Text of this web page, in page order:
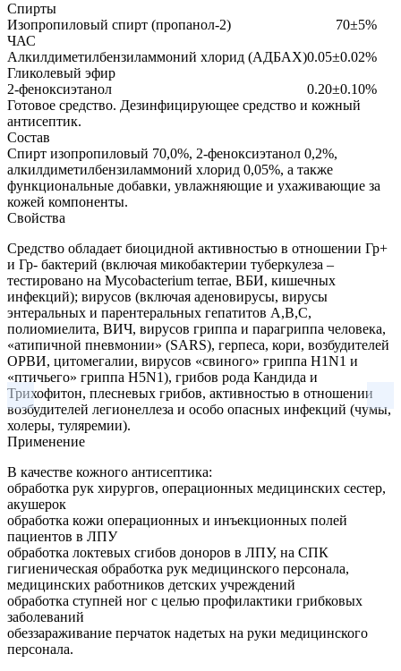
Спирты
Изопропиловый спирт (пропанол-2)
70±5%
ЧАС
Алкилдиметилбензиламмоний хлорид (АДБАХ)0.05±0.02%
Гликолевый эфир
2-феноксиэтанол
0.20±0.10%
Готовое средство. Дезинфицирующее средство и кожный
антисептик.
Состав
Спирт изопропиловый 70,0%, 2-феноксиэтанол 0,2%,
алкилдиметилбензиламмоний хлорид 0,05%, а также
функциональные добавки, увлажняющие и ухаживающие за
кожей компоненты.
Свойства
Средство обладает биоцидной активностью в отношении Гр+
и Гр- бактерий (включая микобактерии туберкулеза –
тестировано на Mycobacterium terrae, ВБИ, кишечных
инфекций); вирусов (включая аденовирусы, вирусы
энтеральных и парентеральных гепатитов A,B,С,
полиомиелита, ВИЧ, вирусов гриппа и парагриппа человека,
«атипичной пневмонии» (SARS), герпеса, кори, возбудителей
ОРВИ, цитомегалии, вирусов «свиного» гриппа H1N1 и
«птичьего» гриппа H5N1), грибов рода Кандида и
Трихофитон, плесневых грибов, активностью в отношении
возбудителей легионеллеза и особо опасных инфекций (чумы,
холеры, туляремии).
Применение
В качестве кожного антисептика:
обработка рук хирургов, операционных медицинских сестер,
акушерок
обработка кожи операционных и инъекционных полей
пациентов в ЛПУ
обработка локтевых сгибов доноров в ЛПУ, на СПК
гигиеническая обработка рук медицинского персонала,
медицинских работников детских учреждений
обработка ступней ног с целью профилактики грибковых
заболеваний
обеззараживание перчаток надетых на руки медицинского
персонала.